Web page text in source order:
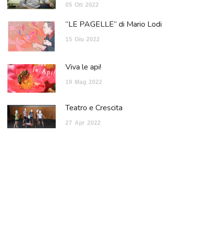
05 Ott 2022
“LE PAGELLE” di Mario Lodi
15 Giu 2022
Viva le api!
19 Mag 2022
Teatro e Crescita
27 Apr 2022